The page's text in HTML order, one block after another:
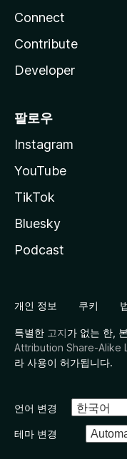
Connect
Contribute
Developer
팔로우
Instagram
YouTube
TikTok
Bluesky
Podcast
개인 정보 쿠키
특별한 고지가 없는 한,
Attribution Share-Alike
라 사용이 허가됩니다.
언어 변경
테마 변경